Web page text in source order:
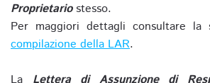
Proprietariostesso.
Per maggiori dettagli consultare la
compilazione della LAR.